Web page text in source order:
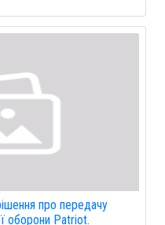
про передачу
оборони Patriot.